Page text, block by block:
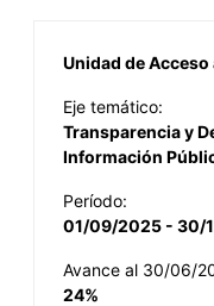
Unidad de
Eje temático:
Transparencia y
Información
Período:
01/09/2025 - 30/
Avance al 30/06/
24%